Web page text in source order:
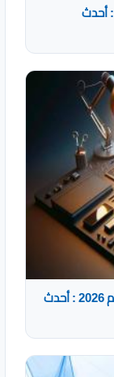
أفضل أجهزة اللاب توب من هونر لعام 2026 : أحدث
أفضل أجهزة اللاب توب للبرامج الهندسية لعام 2026 : أحدث